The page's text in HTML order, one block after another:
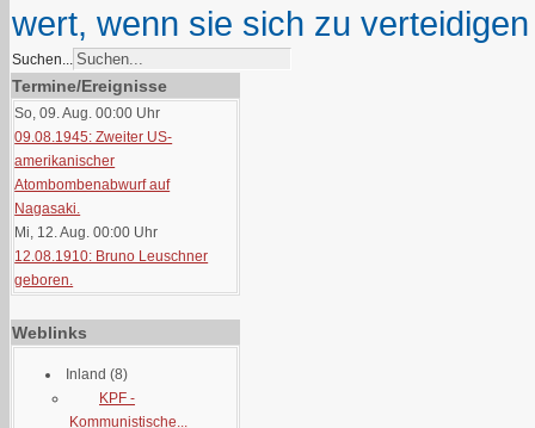
wert, wenn sie sich zu
Suchen...
Termine/Ereignisse
So, 09. Aug. 00:00 Uhr
09.08.1945: Zweiter US-
amerikanischer
Atombombenabwurf auf
Nagasaki.
Mi, 12. Aug. 00:00 Uhr
12.08.1910: Bruno Leuschner
geboren.
Weblinks
Inland (8)
KPF -
Kommunistische...